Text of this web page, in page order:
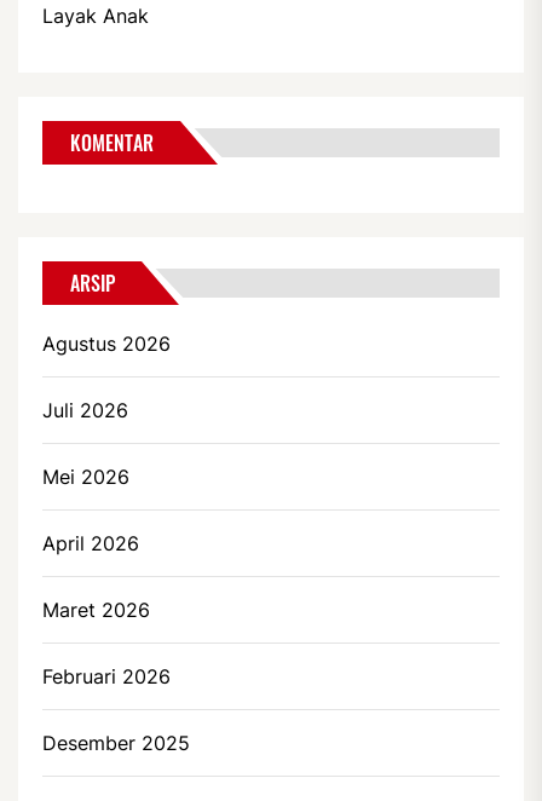
Layak Anak
KOMENTAR
ARSIP
Agustus 2026
Juli 2026
Mei 2026
April 2026
Maret 2026
Februari 2026
Desember 2025